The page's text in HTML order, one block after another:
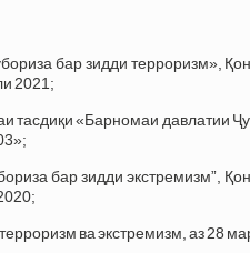
бар зидди терроризм»,
2021;
тасдиқи «Барномаи давлатии
бар зидди экстремизм”,
ва экстремизм, аз 28